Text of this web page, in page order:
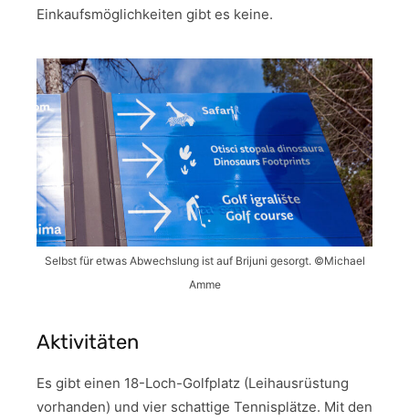
Einkaufsmöglichkeiten gibt es keine.
Selbst für etwas Abwechslung ist auf Brijuni gesorgt. ©Michael
Amme
Aktivitäten
Es gibt einen 18-Loch-Golfplatz (Leihausrüstung
vorhanden) und vier schattige Tennisplätze. Mit den